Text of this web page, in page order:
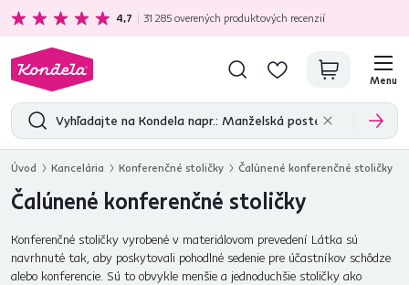
Ekologická doprava zadarmo nad 199 €
4,7 31 285 overených produktových recenzií
Menu
Úvod Kancelária Konferenčné stoličky Čalúnené konferenčné stoličky
Čalúnené konferenčné stoličky
Konferenčné stoličky vyrobené v materiálovom prevedení Látka sú
navrhnuté tak, aby poskytovali pohodlné sedenie pre účastníkov schôdze
alebo konferencie. Sú to obvykle menšie a jednoduchšie stoličky ako